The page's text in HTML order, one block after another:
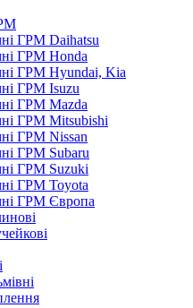
ГРМ Daihatsu
ГРМ Honda
ГРМ Hyundai, Kia
ГРМ Isuzu
ГРМ Mazda
ГРМ Mitsubishi
ГРМ Nissan
ГРМ Subaru
ГРМ Suzuki
ГРМ Toyota
ГРМ Європа